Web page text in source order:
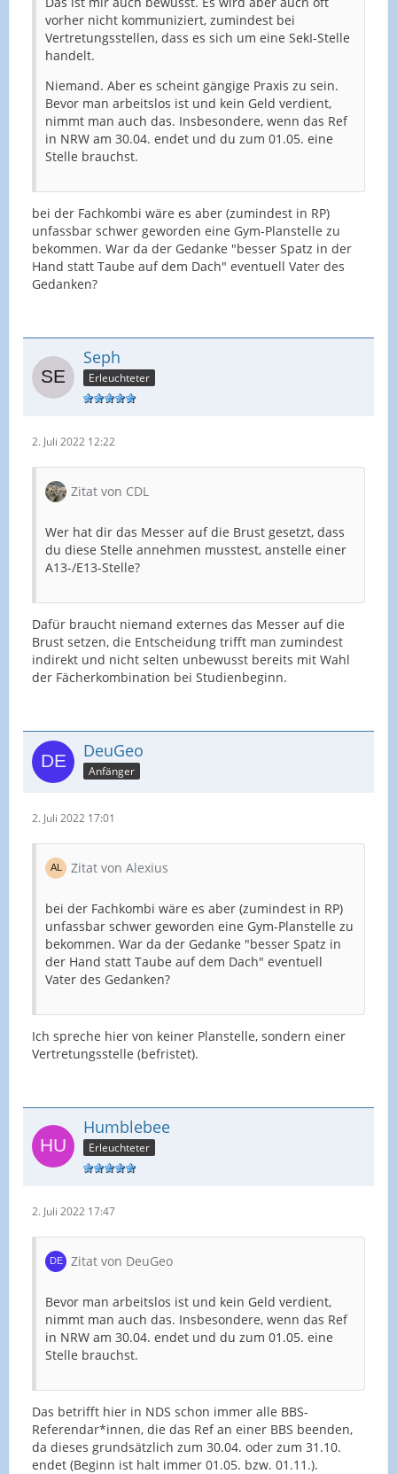
vorher nicht kommuniziert, zumindest bei
Vertretungsstellen, dass es sich um eine SekI-Stelle
handelt.
Niemand. Aber es scheint gängige Praxis zu sein.
Bevor man arbeitslos ist und kein Geld verdient,
nimmt man auch das. Insbesondere, wenn das Ref
in NRW am 30.04. endet und du zum 01.05. eine
Stelle brauchst.
bei der Fachkombi wäre es aber (zumindest in RP)
unfassbar schwer geworden eine Gym-Planstelle zu
bekommen. War da der Gedanke "besser Spatz in der
Hand statt Taube auf dem Dach" eventuell Vater des
Gedanken?
Seph
Erleuchteter
2. Juli 2022 12:22
Zitat von CDL
Wer hat dir das Messer auf die Brust gesetzt, dass
du diese Stelle annehmen musstest, anstelle einer
A13-/E13-Stelle?
Dafür braucht niemand externes das Messer auf die
Brust setzen, die Entscheidung trifft man zumindest
indirekt und nicht selten unbewusst bereits mit Wahl
der Fächerkombination bei Studienbeginn.
DeuGeo
Anfänger
2. Juli 2022 17:01
Zitat von Alexius
bei der Fachkombi wäre es aber (zumindest in RP)
unfassbar schwer geworden eine Gym-Planstelle zu
bekommen. War da der Gedanke "besser Spatz in
der Hand statt Taube auf dem Dach" eventuell
Vater des Gedanken?
Ich spreche hier von keiner Planstelle, sondern einer
Vertretungsstelle (befristet).
Humblebee
Erleuchteter
2. Juli 2022 17:47
Zitat von DeuGeo
Bevor man arbeitslos ist und kein Geld verdient,
nimmt man auch das. Insbesondere, wenn das Ref
in NRW am 30.04. endet und du zum 01.05. eine
Stelle brauchst.
Das betrifft hier in NDS schon immer alle BBS-
Referendar*innen, die das Ref an einer BBS beenden,
da dieses grundsätzlich zum 30.04. oder zum 31.10.
endet (Beginn ist halt immer 01.05. bzw. 01.11.).